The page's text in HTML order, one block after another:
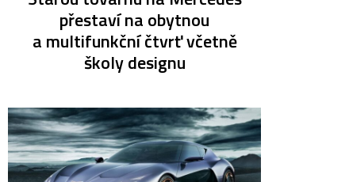
přestaví na obytnou
a multifunkční čtvrť včetně
školy designu